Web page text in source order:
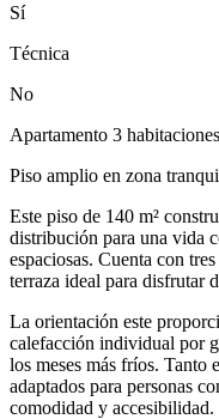
Sí
Técnica
No
Apartamento 3
Piso amplio en zona
Este piso de 140 m²
distribución para una vida
espaciosas. Cuenta con
terraza ideal para disfrutar
La orientación este
calefacción individual por
los meses más fríos. Tanto
adaptados para personas
comodidad y accesibilidad.